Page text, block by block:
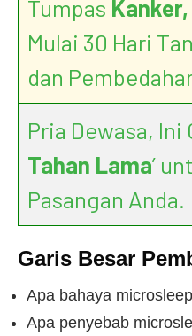
Tumpas
Mulai 30 Hari
dan
Pria Dewasa, Ini
Tahan Lama’
Pasangan Anda.
Garis Besar
Apa bahaya
Apa penyebab